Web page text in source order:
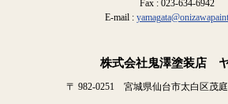
Fax : 023-634-6942
E-mail :
株式会社鬼澤塗装店
〒 982-0251 宮城県仙台市太白区茂